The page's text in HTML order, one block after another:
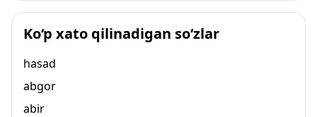
Ko‘p xato qilinadigan so‘zlar
hasad
abgor
abir